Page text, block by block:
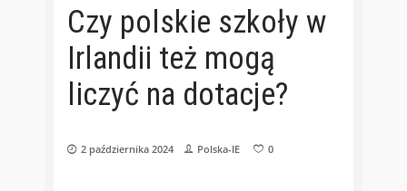
Czy polskie szkoły w
Irlandii też mogą
liczyć na dotacje?
2 października 2024 Polska-IE 0